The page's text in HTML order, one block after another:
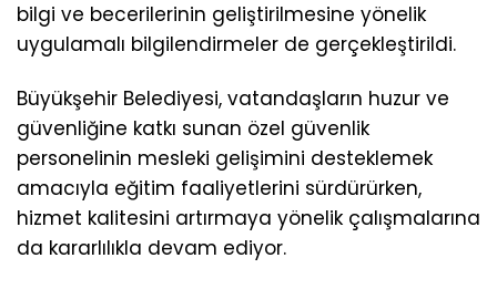
bilgi ve becerilerinin geliştirilmesine yönelik
uygulamalı bilgilendirmeler de gerçekleştirildi.
Büyükşehir Belediyesi, vatandaşların huzur ve
güvenliğine katkı sunan özel güvenlik
personelinin mesleki gelişimini desteklemek
amacıyla eğitim faaliyetlerini sürdürürken,
hizmet kalitesini artırmaya yönelik çalışmalarına
da kararlılıkla devam ediyor.